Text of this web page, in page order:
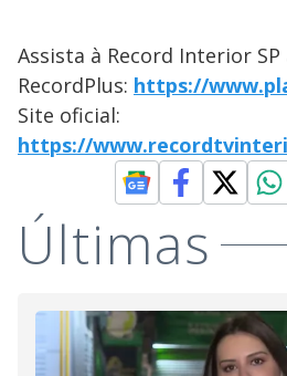
Assista à Record Interior SP
RecordPlus: https://
Site oficial:
https://
Últimas